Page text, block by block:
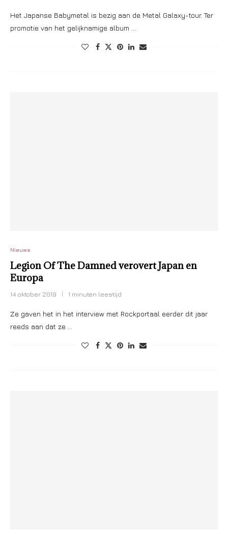
Het Japanse Babymetal is bezig aan de Metal Galaxy-tour. Ter
promotie van het gelijknamige album …
Nieuws
Legion Of The Damned verovert Japan en
Europa
14 oktober 2019 1 minuten leestijd
Ze gaven het in het interview met Rockportaal eerder dit jaar
reeds aan dat ze …